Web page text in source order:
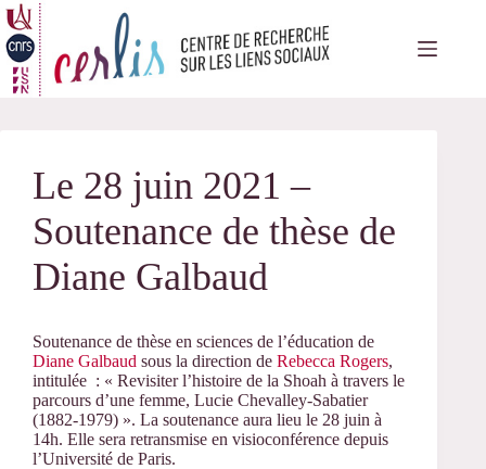
Passer
au
contenu
Le 28 juin 2021 –
Soutenance de thèse de
Diane Galbaud
Soutenance de thèse en sciences de l’éducation de
Diane Galbaud sous la direction de Rebecca Rogers,
intitulée : « Revisiter l’histoire de la Shoah à travers le
parcours d’une femme, Lucie Chevalley-Sabatier
(1882-1979) ». La soutenance aura lieu le 28 juin à
14h. Elle sera retransmise en visioconférence depuis
l’Université de Paris.